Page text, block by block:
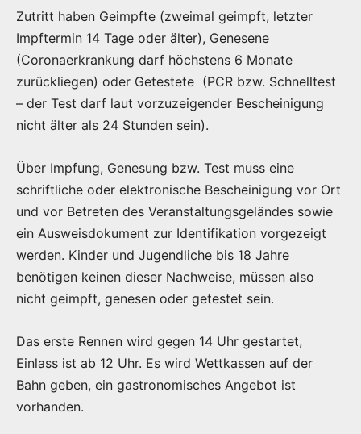
Zutritt haben Geimpfte (zweimal geimpft, letzter
Impftermin 14 Tage oder älter), Genesene
(Coronaerkrankung darf höchstens 6 Monate
zurückliegen) oder Getestete (PCR bzw. Schnelltest
– der Test darf laut vorzuzeigender Bescheinigung
nicht älter als 24 Stunden sein).
Über Impfung, Genesung bzw. Test muss eine
schriftliche oder elektronische Bescheinigung vor Ort
und vor Betreten des Veranstaltungsgeländes sowie
ein Ausweisdokument zur Identifikation vorgezeigt
werden. Kinder und Jugendliche bis 18 Jahre
benötigen keinen dieser Nachweise, müssen also
nicht geimpft, genesen oder getestet sein.
Das erste Rennen wird gegen 14 Uhr gestartet,
Einlass ist ab 12 Uhr. Es wird Wettkassen auf der
Bahn geben, ein gastronomisches Angebot ist
vorhanden.